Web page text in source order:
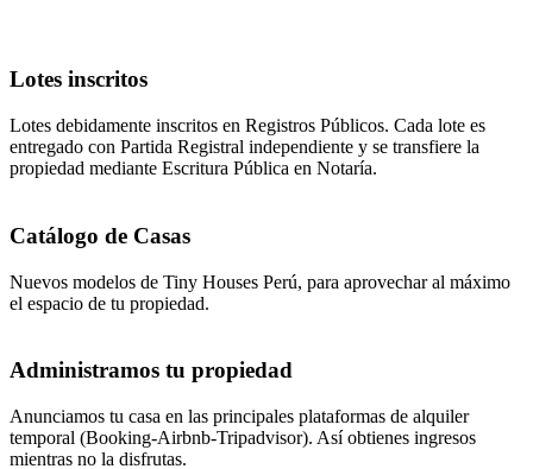
Lotes inscritos
Lotes debidamente inscritos en Registros Públicos. Cada lote es
entregado con Partida Registral independiente y se transfiere la
propiedad mediante Escritura Pública en Notaría.
Catálogo de Casas
Nuevos modelos de Tiny Houses Perú, para aprovechar al máximo
el espacio de tu propiedad.
Administramos tu propiedad
Anunciamos tu casa en las principales plataformas de alquiler
temporal (Booking-Airbnb-Tripadvisor). Así obtienes ingresos
mientras no la disfrutas.